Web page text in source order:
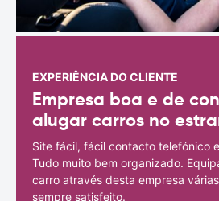
EXPERIÊNCIA DO CLIENTE
Empresa boa e de
alugar carros no
Site fácil, fácil contacto telefónico
Tudo muito bem organizado.
carro através desta empresa
sempre satisfeito.